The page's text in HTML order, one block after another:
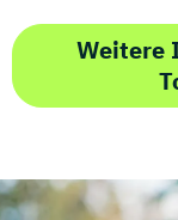
Weitere